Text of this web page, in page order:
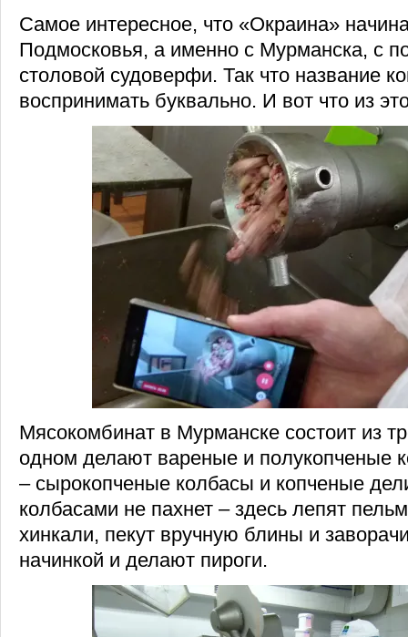
Самое интересное, что «Окраина»
Подмосковья, а именно с Мурманска, с
столовой судоверфи. Так что название
воспринимать буквально. И вот что из
Мясокомбинат в Мурманске состоит из
одном делают вареные и полукопченые
– сырокопченые колбасы и копченые
колбасами не пахнет – здесь лепят
хинкали, пекут вручную блины и
начинкой и делают пироги.